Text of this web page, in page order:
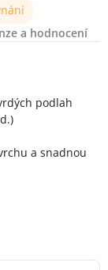
a hodnocení
podlah
a snadnou